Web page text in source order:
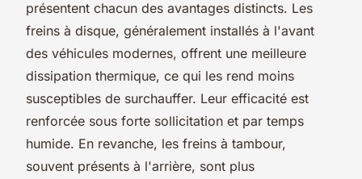
présentent chacun des avantages distincts. Les
freins à disque, généralement installés à l'avant
des véhicules modernes, offrent une meilleure
dissipation thermique, ce qui les rend moins
susceptibles de surchauffer. Leur efficacité est
renforcée sous forte sollicitation et par temps
humide. En revanche, les freins à tambour,
souvent présents à l'arrière, sont plus